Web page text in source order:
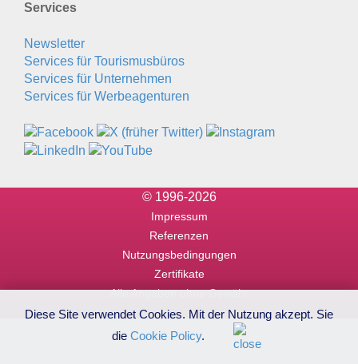
Services
Newsletter
Services für Tourismusbüros
Services für Unternehmen
Services für Werbeagenturen
© 1996-2026
Impressum
Referenzen
Nutzungsbedingungen
Zertifikate
Alle Angaben ohne Gewähr
Diese Site verwendet Cookies. Mit der Nutzung akzept. Sie
die Cookie Policy.